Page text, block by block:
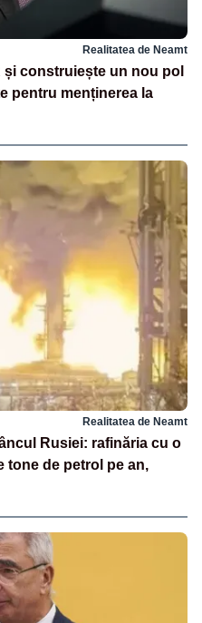
Realitatea de Neamt
și construiește un nou pol
pentru menținerea la
Realitatea de Neamt
Rusiei: rafinăria cu o
tone de petrol pe an,